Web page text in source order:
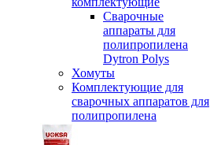
Сварочные
аппараты для
полипропилена
Dytron Polys
Хомуты
Комплектующие для
сварочных аппаратов для
полипропилена